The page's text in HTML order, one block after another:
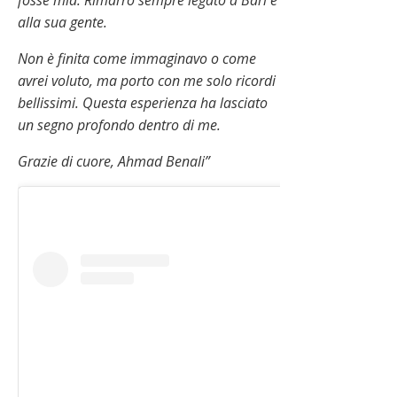
alla sua gente.
Non è finita come immaginavo o come
avrei voluto, ma porto con me solo ricordi
bellissimi. Questa esperienza ha lasciato
un segno profondo dentro di me.
Grazie di cuore, Ahmad Benali”